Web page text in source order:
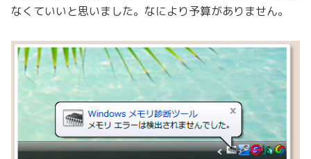
なくていいと思いました。なにより予算がありません。